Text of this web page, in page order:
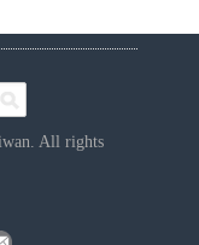
All rights